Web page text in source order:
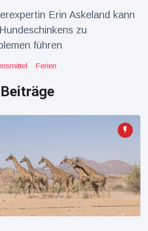
(2252)
alte
75
50
Erin Askeland kann
zu
führen
Ferien